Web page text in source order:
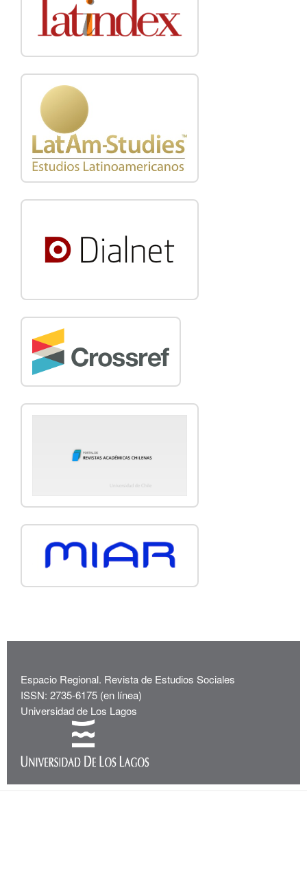
Espacio Regional. Revista de Estudios Sociales
ISSN: 2735-6175 (en línea)
Universidad de Los Lagos